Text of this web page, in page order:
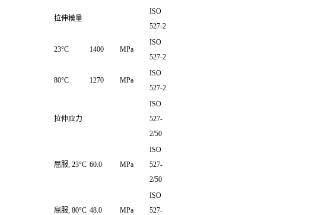
拉伸模量
ISO
527-2
23°C 1400 MPa
ISO
527-2
80°C 1270 MPa
ISO
527-2
拉伸应力
ISO
527-
2/50
屈服, 23°C 60.0 MPa
ISO
527-
2/50
屈服, 80°C 48.0 MPa
ISO
527-